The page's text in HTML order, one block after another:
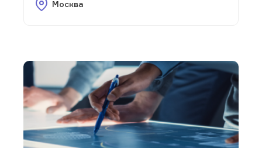
Москва